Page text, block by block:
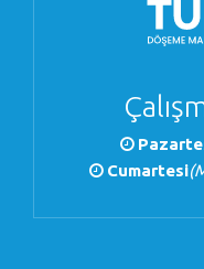
Cumartesi